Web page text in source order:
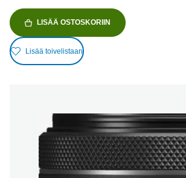
LISÄÄ OSTOSKORIIN
Lisää toivelistaan